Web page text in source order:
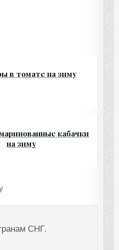
в томате на зиму
кабачки
на зиму
СНГ.